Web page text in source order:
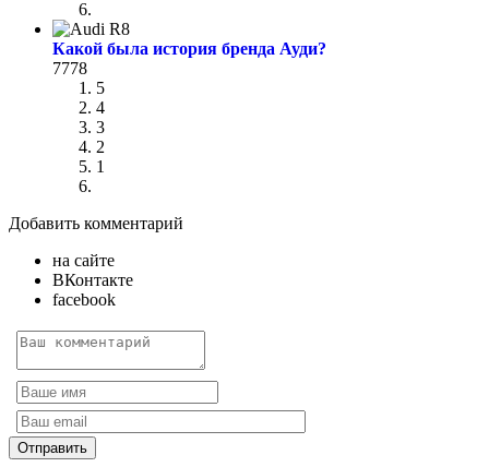
Какой была история бренда Ауди?
7778
5
4
3
2
1
Добавить комментарий
на сайте
ВКонтакте
facebook